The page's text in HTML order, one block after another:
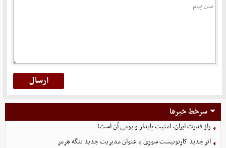
سرخط خبرها
راز قدرت ایران، امنیت پایدار و بومی آن است!
اثر جدید کارتونیست سوری با عنوان مدیریت جدید تنگه هرمز